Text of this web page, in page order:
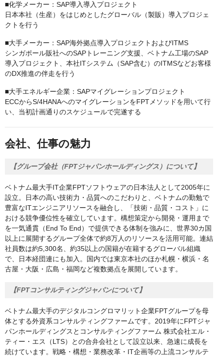
■化学メーカー：SAP導入導入プロジェクト
日本本社（生産）をはじめとしたグローバル（製販）導入プロジェ
クトを行う
■大手メーカー：SAP海外拠点導入プロジェクトおよびITMS
シンガポール販社へのSAPトレーニング支援、ベトナム工場のSAP
導入プロジェクト、本社ITシステム（SAP含む）のITMSなどお客様
のDX推進の伴走を行う
■大手エネルギー企業：SAPマイグレーションプロジェクト
ECCからS/4HANAへのマイグレーションをFPTメソッドを用いて行
い、当初計画通りのスケジュールで完遂する
会社、仕事の魅力
【グループ会社（FPTジャパンホールディングス）について】
ベトナム最大手IT企業FPTソフトウェアの日本法人として2005年に
設立。日本の高い技術力・品質へのこだわりと、ベトナムの勤勉で
豊富なITエンジニアリソースを融合し、「技術・品質・コスト」に
おける競争優位性を確立しています。構想策定から開発・運用まで
を一気通貫（End To End）で提供できる体制を強みに、世界30カ国
以上に展開するグループ全体で約8万人のリソースを活用可能。連結
社員数は約5,300名、約35以上の国籍が在籍するグローバル組織
で、日本経団連にも加入。国内では東京本社のほか札幌・横浜・名
古屋・大阪・広島・福岡など複数拠点を展開しています。
【FPTコンサルティングジャパンについて】
ベトナム最大手のデジタルコングロマリット企業FPTグループを母
体とする外資系コンサルティングファームです。2019年にFPTジャ
パンホールディングスとコンサルティングファーム 株式会社エル・
ティー・エス（LTS）との合弁会社として設立以来、急速に成長を
続けています。戦略・構想・業務改革・IT企画等の上流コンサルテ